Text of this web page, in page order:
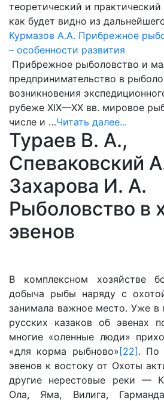
теоретический и
как будет видно из
Курмазов А.А. Прибрежное
– особенности развития
Прибрежное рыболовство и
предпринимательство в
возникновения
рубеже XIX—XX вв. мировое
числе и …Читать далее...
Тураев В. А.,
Спеваковский
Захарова И. А.
Рыболовство в
эвенов
В комплексном хозяйстве
добыча рыбы наряду с
занимала важное место. Уже в
русских казаков об эвенах
многие «оленные люди»
«для корма рыбново» [22] . По
эвенов к востоку от Охоты
другие нерестовые реки —
Ола, Яма, Вилига,